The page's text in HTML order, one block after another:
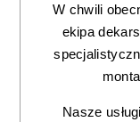
W chwili
ekipa
Nasze